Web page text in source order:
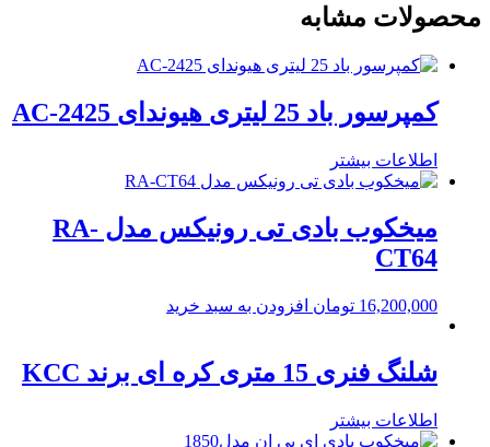
kitchen
محصولات مشابه
کمپرسور باد 25 لیتری هیوندای AC-2425
اطلاعات بیشتر
میخکوب بادی تی رونیکس مدل RA-
CT64
16,200,000 تومان افزودن به سبد خرید
شلنگ فنری 15 متری کره ای برند KCC
اطلاعات بیشتر